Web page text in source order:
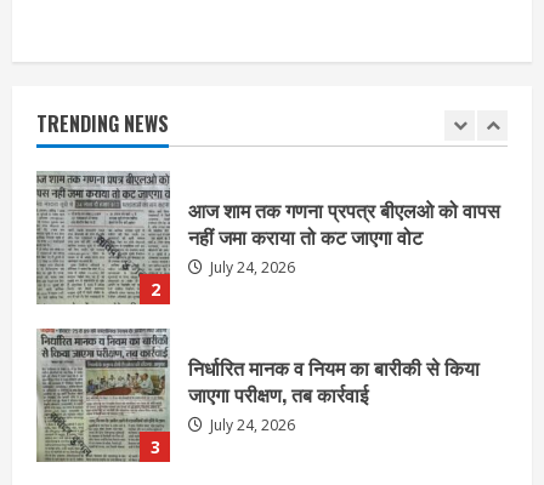
TRENDING NEWS
2
3
निर्धारित मानक व नियम का बारीकी से किया
जाएगा परीक्षण, तब कार्रवाई
July 24, 2026
4
नियमों के अनुरूप होगी हैंडओवर की प्रक्रियाः
आयुक्त
July 24, 2026